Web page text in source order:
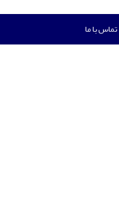
تماس با ما